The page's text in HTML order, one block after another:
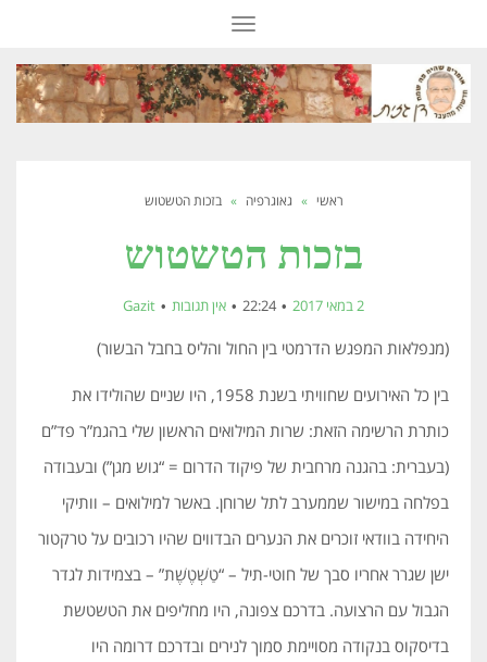
תפריט
ראשי » גאוגרפיה » בזכות הטשטוש
בזכות הטשטוש
2 במאי 2017 22:24 אין תגובות Gazit
(מנפלאות המפגש הדרמטי בין החול והליס בחבל הבשור)
בין כל האירועים שחוויתי בשנת 1958, היו שניים שהולידו את
כותרת הרשימה הזאת: שרות המילואים הראשון שלי בהגמ”ר פד”ם
(בעברית: בהגנה מרחבית של פיקוד הדרום = “גוש מגן”) ובעבודה
בפלחה במישור שממערב לתל שרוחן. באשר למילואים – וותיקי
היחידה בוודאי זוכרים את הנערים הבדווים שהיו רכובים על טרקטור
ישן שגרר אחריו סבך של חוטי-תיל – “טַשְׁטֶשֶׁת” – בצמידות לגדר
הגבול עם הרצועה. בדרכם צפונה, היו מחליפים את הטשטשת
בדיסקוס בנקודה מסויימת סמוך לנירים ובדרכם דרומה היו